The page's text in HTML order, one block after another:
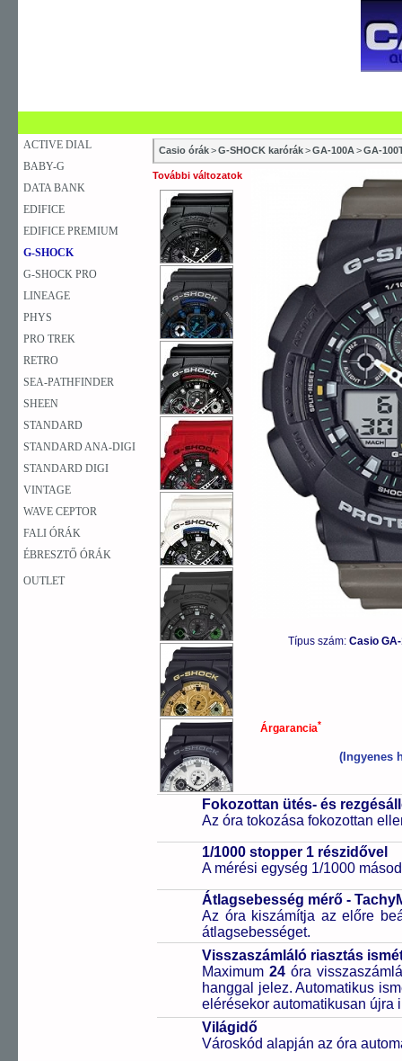
ACTIVE DIAL
BABY-G
DATA BANK
EDIFICE
EDIFICE PREMIUM
G-SHOCK
G-SHOCK PRO
LINEAGE
PHYS
PRO TREK
RETRO
SEA-PATHFINDER
SHEEN
STANDARD
STANDARD ANA-DIGI
STANDARD DIGI
VINTAGE
WAVE CEPTOR
FALI ÓRÁK
ÉBRESZTŐ ÓRÁK
OUTLET
Casio órák>G-SHOCK karórák>GA-100A>GA-
További változatok
Típus szám: Casio
Árgarancia*
(Ingyenes
Fokozottan ütés- és
Az óra tokozása fokozottan
1/1000 stopper 1 részidővel
A mérési egység 1/1000
Átlagsebesség mérő -
Az óra kiszámítja az előre
átlagsebességet.
Visszaszámláló riasztás
Maximum24 óra
hanggal jelez. Automatikus
elérésekor automatikusan újra
Világidő
Városkód alapján az óra